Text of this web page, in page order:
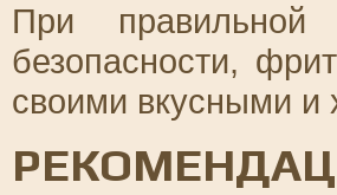
При
безопасности,
своими вкусными